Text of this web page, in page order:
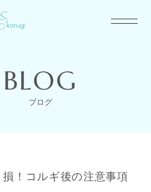
BLOG
ブログ
！コルギ後の注意事項